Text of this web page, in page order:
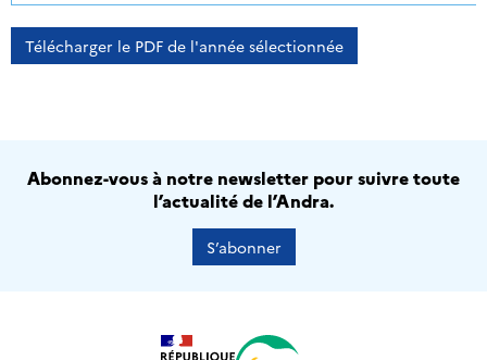
Télécharger le PDF de l'année sélectionnée
Abonnez-vous à notre newsletter pour suivre toute
l’actualité de l’Andra.
S’abonner